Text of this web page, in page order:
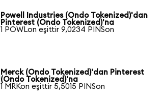
Powell Industries (Ondo Tokenized)'dan
Pinterest (Ondo Tokenized)'na
1 POWLon eşittir 9,0234 PINSon
Merck (Ondo Tokenized)'dan Pinterest
(Ondo Tokenized)'na
1 MRKon eşittir 5,5015 PINSon